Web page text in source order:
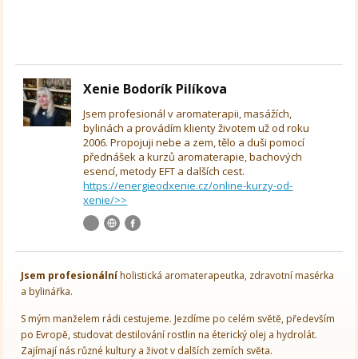
Xenie Bodorík Pilíkova
Jsem profesionál v aromaterapii, masážích,
bylinách a provádím klienty životem už od roku
2006. Propojuji nebe a zem, tělo a duši pomocí
přednášek a kurzů aromaterapie, bachových
esencí, metody EFT a dalších cest.
https://energieodxenie.cz/online-kurzy-od-
xenie/>>
Jsem profesionálníholistická aromaterapeutka, zdravotní masérka
a bylinářka.
S mým manželem rádi cestujeme. Jezdíme po celém světě, především
po Evropě, studovat destilování rostlin na éterický olej a hydrolát.
Zajímají nás různé kultury a život v dalších zemích světa.